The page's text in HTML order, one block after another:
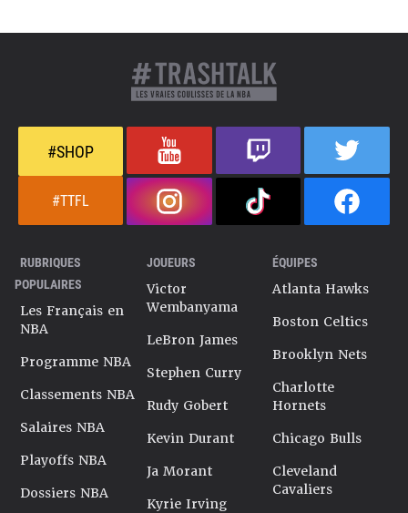
#SHOP
#TTFL
RUBRIQUES
POPULAIRES
Les Français en
NBA
Programme NBA
Classements NBA
Salaires NBA
Playoffs NBA
Dossiers NBA
JOUEURS
Victor
Wembanyama
LeBron James
Stephen Curry
Rudy Gobert
Kevin Durant
Ja Morant
Kyrie Irving
ÉQUIPES
Atlanta Hawks
Boston Celtics
Brooklyn Nets
Charlotte
Hornets
Chicago Bulls
Cleveland
Cavaliers